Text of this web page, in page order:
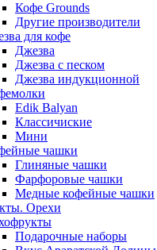
Кофе Grounds
Другие производители
для кофе
Джезва
Джезва с песком
Джезва индукционной
Edik Balyan
Классичиские
Мини
чашки
Глиняные чашки
Фарфоровые чашки
Медные кофейные чашки
Орехи
Подарочные наборы